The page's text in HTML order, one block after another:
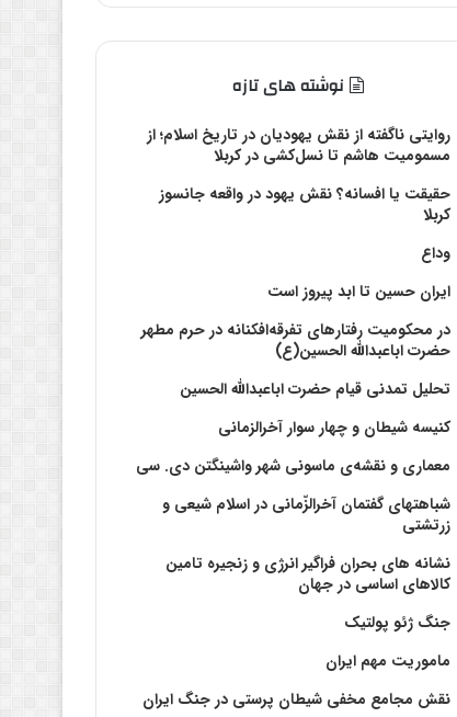
نوشته های تازه
روایتی ناگفته از نقش یهودیان در تاریخ اسلام؛ از
مسمومیت هاشم تا نسل‌کشی در کربلا
حقیقت یا افسانه؟‌ نقش یهود در واقعه جانسوز
کربلا
وداع
ایران حسین تا ابد پیروز است
در محکومیت رفتارهای تفرقه‌افکنانه در حرم مطهر
حضرت اباعبدالله الحسین(ع)
تحلیل تمدنی قیام حضرت اباعبدالله الحسین
کنیسه شیطان و چهار سوار آخرالزمانی
معماری و نقشه‌ی ماسونی شهر واشينگتن دی. سی
شباهتهای گفتمان آخر‌الزّمانی در اسلام شیعی و
زرتشتی
نشانه های بحران فراگیر انرژی و زنجیره تامین
کالاهای اساسی در جهان
جنگ ژئو پولتیک
ماموریت مهم ایران
نقش مجامع مخفی شیطان پرستی در جنگ ایران